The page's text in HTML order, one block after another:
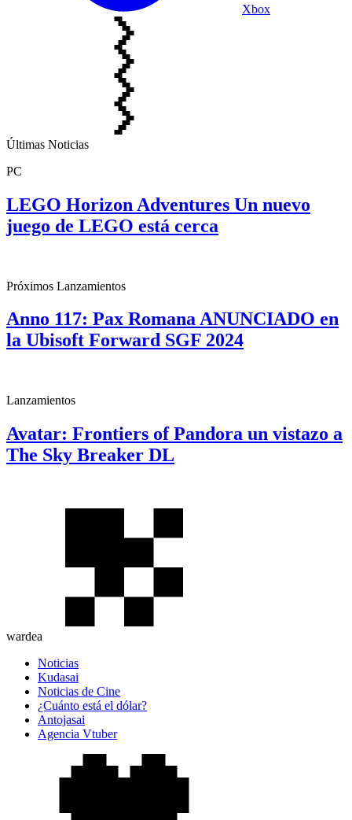
Xbox
Últimas Noticias
PC
LEGO Horizon Adventures Un nuevo
juego de LEGO está cerca
Próximos Lanzamientos
Anno 117: Pax Romana ANUNCIADO en
la Ubisoft Forward SGF 2024
Lanzamientos
Avatar: Frontiers of Pandora un vistazo a
The Sky Breaker DL
wardea
Noticias
Kudasai
Noticias de Cine
¿Cuánto está el dólar?
Antojasai
Agencia Vtuber